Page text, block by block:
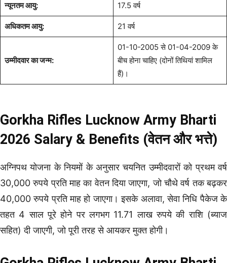
न्यूनतम आयु: 17.5 वर्ष
अधिकतम आयु: 21 वर्ष
उम्मीदवार का जन्म:
01-10-2005 से 01-04-2009 के
बीच होना चाहिए (दोनों तिथियां शामिल
हैं)।
Gorkha Rifles Lucknow Army Bharti
2026 Salary & Benefits (वेतन और भत्ते)
अग्निपथ योजना के नियमों के अनुसार चयनित उम्मीदवारों को प्रथम वर्ष
30,000 रुपये प्रति माह का वेतन दिया जाएगा, जो चौथे वर्ष तक बढ़कर
40,000 रुपये प्रति माह हो जाएगा। इसके अलावा, सेवा निधि पैकेज के
तहत 4 साल पूरे होने पर लगभग 11.71 लाख रुपये की राशि (ब्याज
सहित) दी जाएगी, जो पूरी तरह से आयकर मुक्त होगी।